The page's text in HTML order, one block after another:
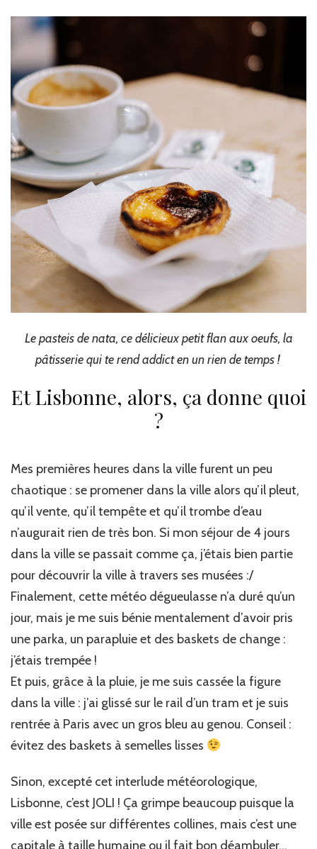
Le pasteis de nata, ce délicieux petit flan aux oeufs, la
pâtisserie qui te rend addict en un rien de temps !
Et Lisbonne, alors, ça donne quoi
?
Mes premières heures dans la ville furent un peu
chaotique : se promener dans la ville alors qu’il pleut,
qu’il vente, qu’il tempête et qu’il trombe d’eau
n’augurait rien de très bon. Si mon séjour de 4 jours
dans la ville se passait comme ça, j’étais bien partie
pour découvrir la ville à travers ses musées :/
Finalement, cette météo dégueulasse n’a duré qu’un
jour, mais je me suis bénie mentalement d’avoir pris
une parka, un parapluie et des baskets de change :
j’étais trempée !
Et puis, grâce à la pluie, je me suis cassée la figure
dans la ville : j’ai glissé sur le rail d’un tram et je suis
rentrée à Paris avec un gros bleu au genou. Conseil :
évitez des baskets à semelles lisses
Sinon, excepté cet interlude météorologique,
Lisbonne, c’est JOLI ! Ça grimpe beaucoup puisque la
ville est posée sur différentes collines, mais c’est une
capitale à taille humaine ou il fait bon déambuler…